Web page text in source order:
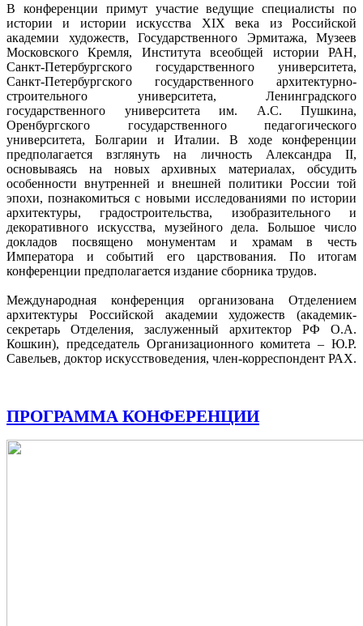
В конференции примут участие ведущие специалисты по
истории и истории искусства XIX века из Российской
академии художеств, Государственного Эрмитажа, Музеев
Московского Кремля, Института всеобщей истории РАН,
Санкт-Петербургского государственного университета,
Санкт-Петербургского государственного архитектурно-
строительного университета, Ленинградского
государственного университета им. А.С. Пушкина,
Оренбургского государственного педагогического
университета, Болгарии и Италии. В ходе конференции
предполагается взглянуть на личность Александра II,
основываясь на новых архивных материалах, обсудить
особенности внутренней и внешней политики России той
эпохи, познакомиться с новыми исследованиями по истории
архитектуры, градостроительства, изобразительного и
декоративного искусства, музейного дела. Большое число
докладов посвящено монументам и храмам в честь
Императора и событий его царствования. По итогам
конференции предполагается издание сборника трудов.
Международная конференция организована Отделением
архитектуры Российской академии художеств (академик-
секретарь Отделения, заслуженный архитектор РФ О.А.
Кошкин), председатель Организационного комитета – Ю.Р.
Савельев, доктор искусствоведения, член-корреспондент РАХ.
ПРОГРАММА КОНФЕРЕНЦИИ